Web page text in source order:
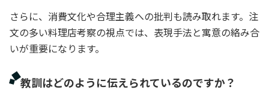
さらに、消費文化や合理主義への批判も読み取れます。注
文の多い料理店考察の視点では、表現手法と寓意の絡み合
いが重要になります。
教訓はどのように伝えられているのですか？